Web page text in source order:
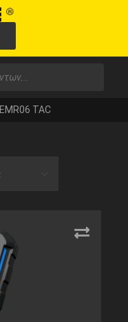
EMR06 TAC